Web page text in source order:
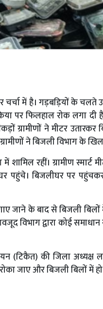
चर्चा में है। गड़बड़ियों के
पर फिलहाल रोक लगा
ग्रामीणों ने मीटर
ने बिजली विभाग के
शामिल रहीं। ग्रामीण
पहुंचे। बिजलीघर पर पहुंचकर
जाने के बाद से बिजली
विभाग द्वारा कोई
(टिकैत) की जिला अध्यक्ष
जाए और बिजली बिलों में